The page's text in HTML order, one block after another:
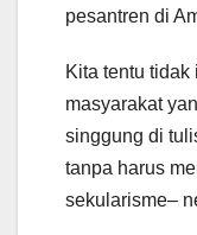
pesantren di
Kita tentu
masyarakat
singgung di
tanpa harus
sekularisme–